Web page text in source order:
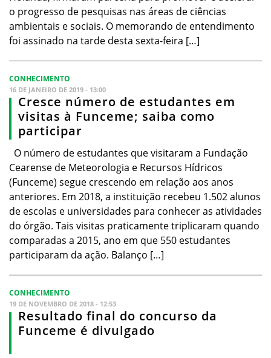
o progresso de pesquisas nas áreas de ciências
ambientais e sociais. O memorando de entendimento
foi assinado na tarde desta sexta-feira […]
CONHECIMENTO
16 DE JANEIRO DE 2019 - 13:00
Cresce número de estudantes em
visitas à Funceme; saiba como
participar
O número de estudantes que visitaram a Fundação
Cearense de Meteorologia e Recursos Hídricos
(Funceme) segue crescendo em relação aos anos
anteriores. Em 2018, a instituição recebeu 1.502 alunos
de escolas e universidades para conhecer as atividades
do órgão. Tais visitas praticamente triplicaram quando
comparadas a 2015, ano em que 550 estudantes
participaram da ação. Balanço […]
CONHECIMENTO
19 DE NOVEMBRO DE 2018 - 12:53
Resultado final do concurso da
Funceme é divulgado